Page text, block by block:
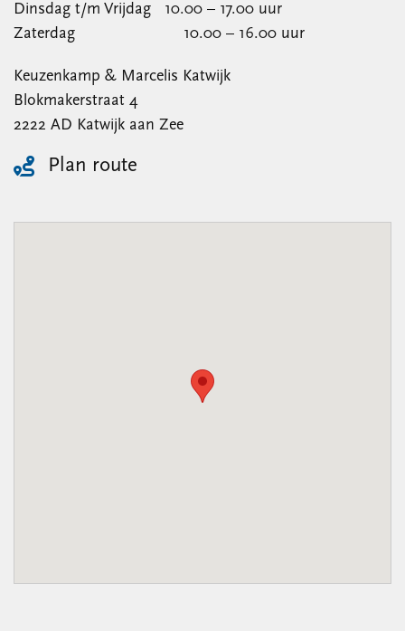
Dinsdag t/m Vrijdag 10.00 – 17.00 uur
Zaterdag 10.00 – 16.00 uur
Keuzenkamp & Marcelis Katwijk
Blokmakerstraat 4
2222 AD Katwijk aan Zee
Plan route